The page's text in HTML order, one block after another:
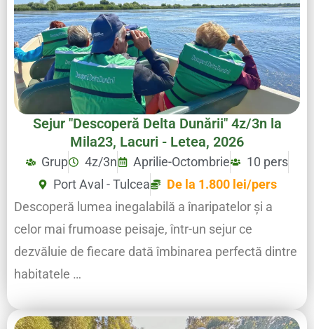
Sejur "Descoperă Delta Dunării" 4z/3n la
Mila23, Lacuri - Letea, 2026
Grup 4z/3n Aprilie-Octombrie
10 pers
Port Aval - Tulcea
De la 1.800 lei/pers
Descoperă lumea inegalabilă a înaripatelor şi a
celor mai frumoase peisaje, într-un sejur ce
dezvăluie de fiecare dată îmbinarea perfectă dintre
habitatele …